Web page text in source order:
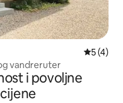
5 (4)
vandreruter
i povoljne